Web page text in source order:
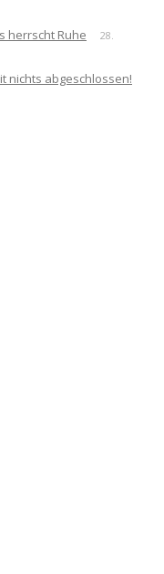
herrscht Ruhe
28.
nichts abgeschlossen!